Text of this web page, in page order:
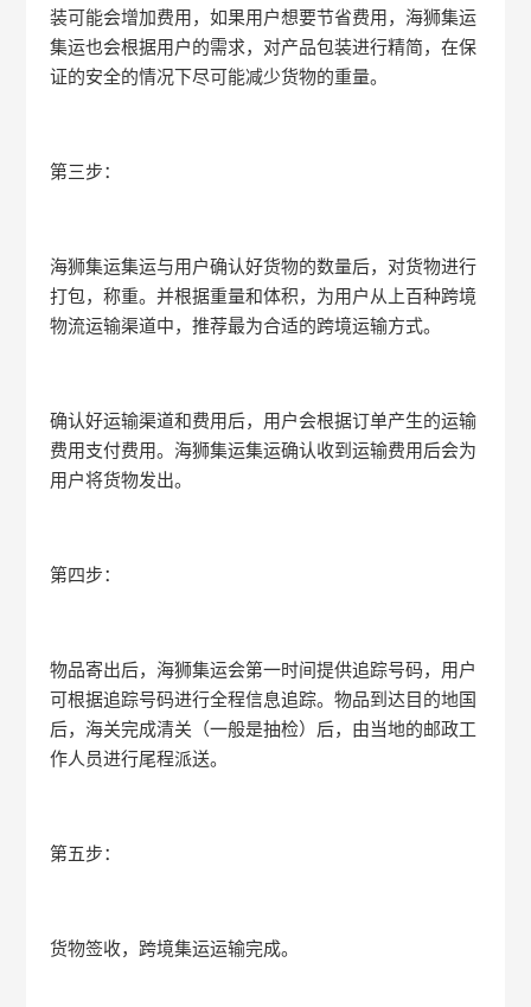
装可能会增加费用，如果用户想要节省费用，海狮集运
集运也会根据用户的需求，对产品包装进行精简，在保
证的安全的情况下尽可能减少货物的重量。
第三步：
海狮集运集运与用户确认好货物的数量后，对货物进行
打包，称重。并根据重量和体积，为用户从上百种跨境
物流运输渠道中，推荐最为合适的跨境运输方式。
确认好运输渠道和费用后，用户会根据订单产生的运输
费用支付费用。海狮集运集运确认收到运输费用后会为
用户将货物发出。
第四步：
物品寄出后，海狮集运会第一时间提供追踪号码，用户
可根据追踪号码进行全程信息追踪。物品到达目的地国
后，海关完成清关（一般是抽检）后，由当地的邮政工
作人员进行尾程派送。
第五步：
货物签收，跨境集运运输完成。